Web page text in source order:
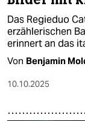
Das Regieduo
erzählerischen
erinnert an das
Von Benjamin
10.10.2025